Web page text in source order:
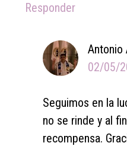
Responder
Antonio
02/05/
Seguimos en la
no se rinde y al
recompensa.